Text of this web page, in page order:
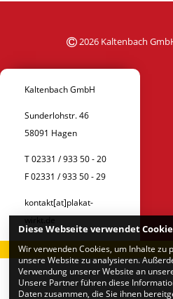
2026 Kaltenbach
Kaltenbach GmbH
Sunderlohstr. 46
58091 Hagen
T 02331 / 933 50 - 20
F 02331 / 933 50 - 29
kontakt[at]plakat-
wirkt.de
Diese Webseite verwendet
Wir verwenden Cookies, um Inhalte
unsere Website zu analysieren.
Verwendung unserer Website an
Unsere Partner führen diese
Daten zusammen, die Sie ihnen